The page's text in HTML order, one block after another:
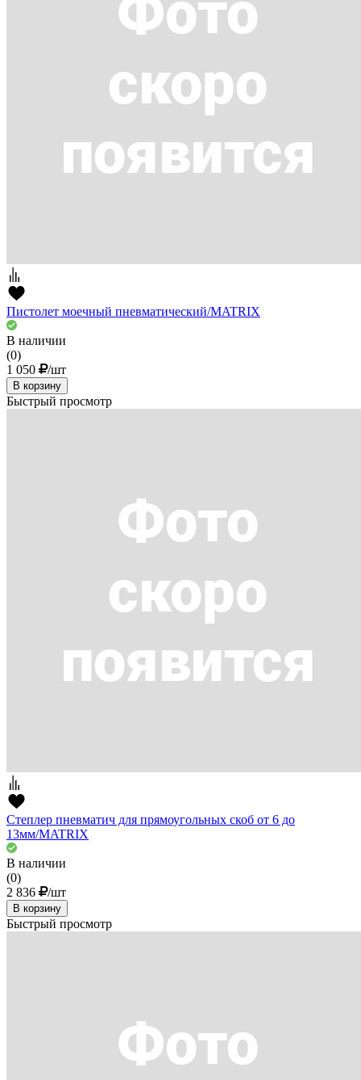
Пистолет моечный пневматический/MATRIX
В наличии
(0)
1 050
/шт
В корзину
Быстрый просмотр
Степлер пневматич для прямоугольных скоб от 6 до
13мм/MATRIX
В наличии
(0)
2 836
/шт
В корзину
Быстрый просмотр